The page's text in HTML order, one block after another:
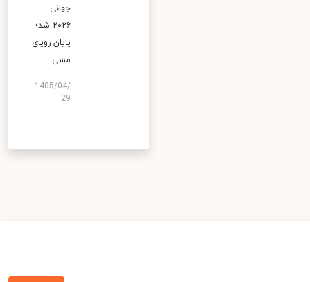
جهانی
۲۰۲۶ شد؛
پایان رویای
مسی
1405/04/
29